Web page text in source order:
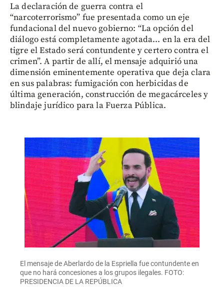
La declaración de guerra contra el
“narcoterrorismo” fue presentada como un eje
fundacional del nuevo gobierno: “La opción del
diálogo está completamente agotada... en la era del
tigre el Estado será contundente y certero contra el
crimen”. A partir de allí, el mensaje adquirió una
dimensión eminentemente operativa que deja clara
en sus palabras: fumigación con herbicidas de
última generación, construcción de megacárceles y
blindaje jurídico para la Fuerza Pública.
El mensaje de Aberlardo de la Espriella fue contundente en
que no hará concesiones a los grupos ilegales. FOTO:
PRESIDENCIA DE LA REPÚBLICA